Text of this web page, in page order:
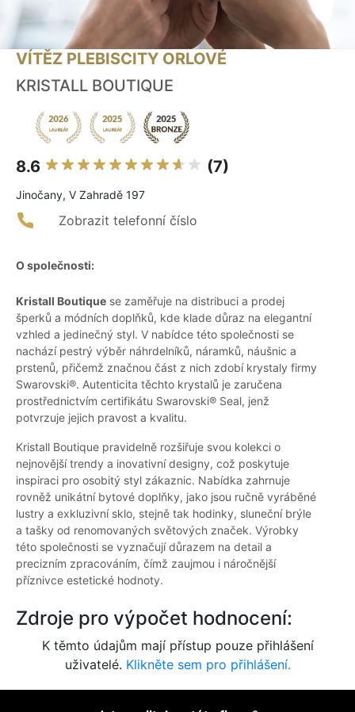
VÍTĚZ PLEBISCITY ORLOVÉ
KRISTALL BOUTIQUE
8.6 (7)
Jinočany, V Zahradě 197
Zobrazit telefonní číslo
O společnosti:
Kristall Boutique se zaměřuje na distribuci a prodej
šperků a módních doplňků, kde klade důraz na elegantní
vzhled a jedinečný styl. V nabídce této společnosti se
nachází pestrý výběr náhrdelníků, náramků, náušnic a
prstenů, přičemž značnou část z nich zdobí krystaly firmy
Swarovski®. Autenticita těchto krystalů je zaručena
prostřednictvím certifikátu Swarovski® Seal, jenž
potvrzuje jejich pravost a kvalitu.
Kristall Boutique pravidelně rozšiřuje svou kolekci o
nejnovější trendy a inovativní designy, což poskytuje
inspiraci pro osobitý styl zákaznic. Nabídka zahrnuje
rovněž unikátní bytové doplňky, jako jsou ručně vyráběné
lustry a exkluzivní sklo, stejně tak hodinky, sluneční brýle
a tašky od renomovaných světových značek. Výrobky
této společnosti se vyznačují důrazem na detail a
precizním zpracováním, čímž zaujmou i náročnější
příznivce estetické hodnoty.
Zdroje pro výpočet hodnocení:
K těmto údajům mají přístup pouze přihlášení
uživatelé. Klikněte sem pro přihlášení.